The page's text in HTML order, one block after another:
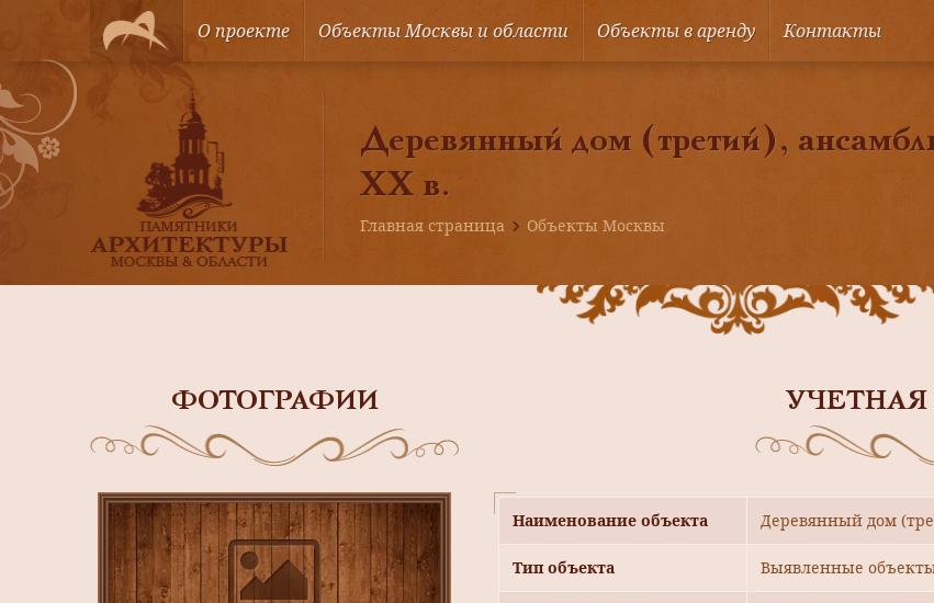
О проекте Объекты Москвы и области Объекты в аренду Контакты
Деревянный дом (третий),
XX в.
Главная страница Объекты Москвы
ФОТОГРАФИИ УЧЕТНАЯ
Наименование объекта Деревянный дом
Тип объекта Выявленные